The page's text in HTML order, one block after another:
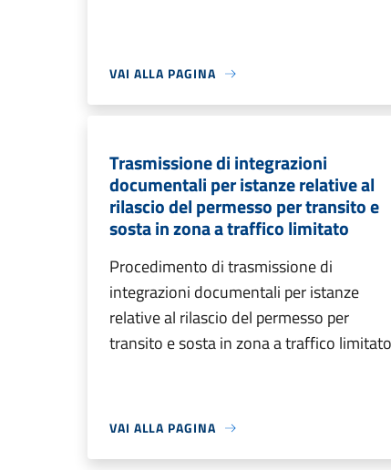
VAI ALLA PAGINA
Trasmissione di integrazioni
documentali per istanze relative al
rilascio del permesso per transito e
sosta in zona a traffico limitato
Procedimento di trasmissione di
integrazioni documentali per istanze
relative al rilascio del permesso per
transito e sosta in zona a traffico limitato
VAI ALLA PAGINA